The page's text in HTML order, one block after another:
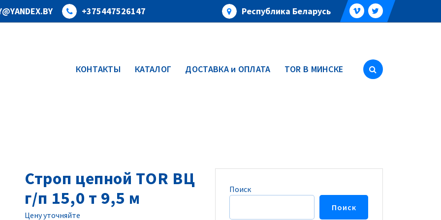
+375447526147 Республика Беларусь
КОНТАКТЫ КАТАЛОГ ДОСТАВКА и ОПЛАТА TOR В МИНСКЕ
Строп цепной TOR ВЦ
г/п 15,0 т 9,5 м
Цену уточняйте
Поиск
Поиск